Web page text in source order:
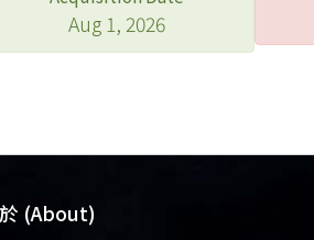
Aug 1, 2026
(About)